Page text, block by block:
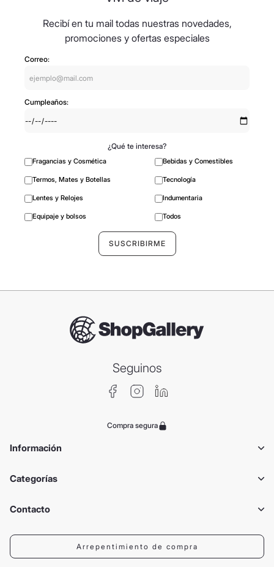
Recibí en tu mail todas nuestras novedades,
promociones y ofertas especiales
Correo:
Cumpleaños:
¿Qué te interesa?
Fragancias y Cosmética Bebidas y Comestibles
Termos, Mates y Botellas Tecnología
Lentes y Relojes Indumentaria
Equipaje y bolsos Todos
Seguinos
Compra segura
Información
Categorías
Contacto
Arrepentimiento de compra